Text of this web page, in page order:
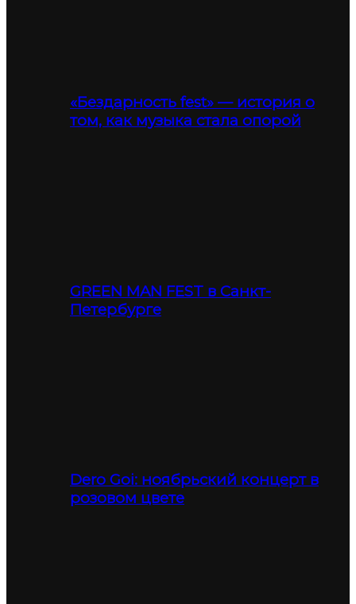
«Бездарность fest» — история о
том, как музыка стала опорой
GREEN MAN FEST в Санкт-
Петербурге
Dero Goi: ноябрьский концерт в
розовом цвете